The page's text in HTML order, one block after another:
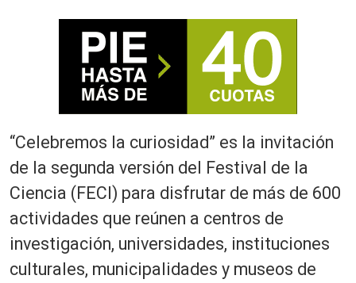
“Celebremos la curiosidad” es la invitación
de la segunda versión del Festival de la
Ciencia (FECI) para disfrutar de más de 600
actividades que reúnen a centros de
investigación, universidades, instituciones
culturales, municipalidades y museos de